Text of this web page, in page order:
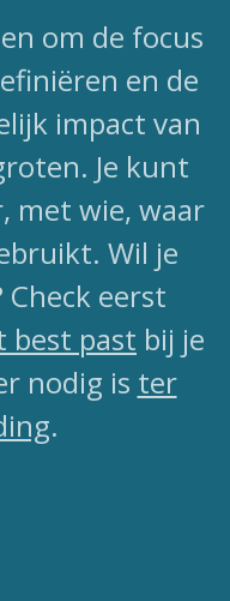
om de focus
en de
impact van
Je kunt
met wie, waar
Wil je
Check eerst
best past bij je
nodig is ter
.